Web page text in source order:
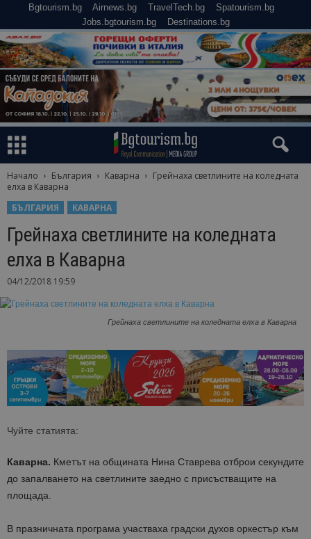
Bgtourism.bg Airnews.bg TravelTech.bg
Spatourism.bg
Jobs.bgtourism.bg
Destinations.bg
Начало България Каварна
Грейнаха светлините на коледната
елха в Каварна
БЪЛГАРИЯ
КАВАРНА
Грейнаха светлините на коледната
елха в Каварна
04/12/2018 19:59
Грейнаха светлините на коледната елха в Каварна
Чуйте статията:
Каварна. Кметът на общината Нина Ставрева отброи секундите
до запалването на светлините заедно с присъстващите на
площада.
В празничната програма участваха градски духов оркестър към